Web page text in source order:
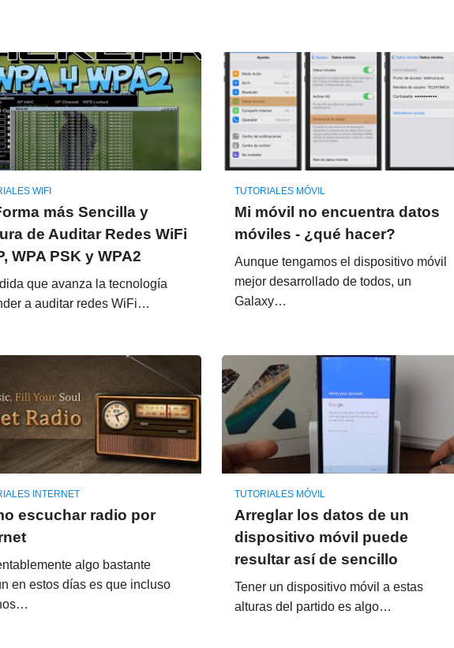
WIFI
más Sencilla y
de Auditar Redes WiFi
WPA PSK y WPA2
que avanza la tecnología
a auditar redes WiFi…
TUTORIALES MÓVIL
Mi móvil no encuentra datos
móviles - ¿qué hacer?
Aunque tengamos el dispositivo móvil
mejor desarrollado de todos, un
Galaxy…
INTERNET
escuchar radio por
algo bastante
en estos días es que incluso
TUTORIALES MÓVIL
Arreglar los datos de un
dispositivo móvil puede
resultar así de sencillo
Tener un dispositivo móvil a estas
alturas del partido es algo…